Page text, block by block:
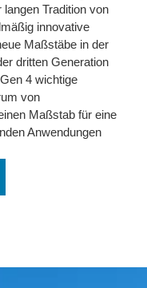
Tradition von
innovative
Maßstäbe in der
dritten Generation
4 wichtige
von
Maßstab für eine
Anwendungen